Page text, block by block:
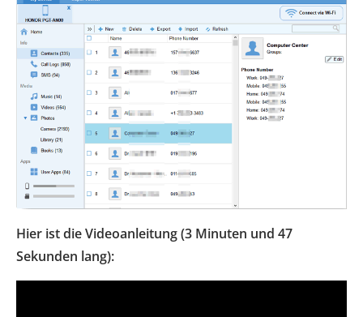
Hier ist die Videoanleitung (3 Minuten und 47
Sekunden lang):